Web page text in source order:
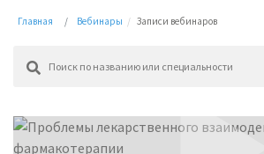
Главная Вебинары Записи вебинаров